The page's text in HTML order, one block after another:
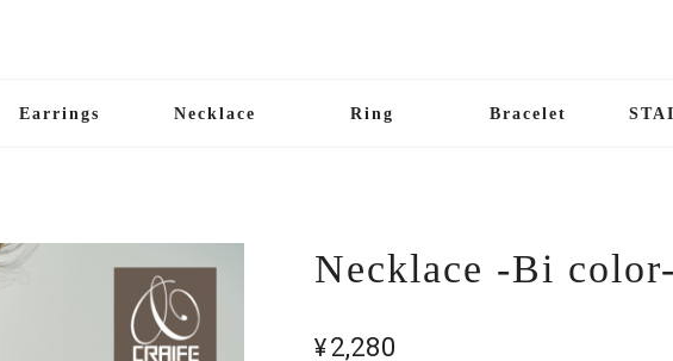
Earrings Necklace Ring Bracelet
Necklace -Bi color-
¥2,280